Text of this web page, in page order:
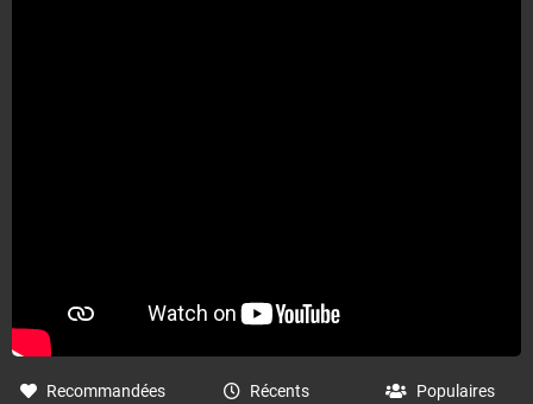
Recommandées Récents Populaires